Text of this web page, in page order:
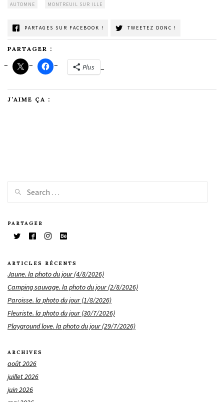
AUTOMNE MONTREUIL SUR ILLE
PARTAGES SUR FACEBOOK ! TWEETEZ DONC !
PARTAGER :
Plus
J’AIME ÇA :
PARTAGER
ARTICLES RÉCENTS
Jaune. la photo du jour (4/8/2026)
Camping sauvage. la photo du jour (2/8/2026)
Paroisse. la photo du jour (1/8/2026)
Fleuriste. la photo du jour (30/7/2026)
Playground love. la photo du jour (29/7/2026)
ARCHIVES
août 2026
juillet 2026
juin 2026